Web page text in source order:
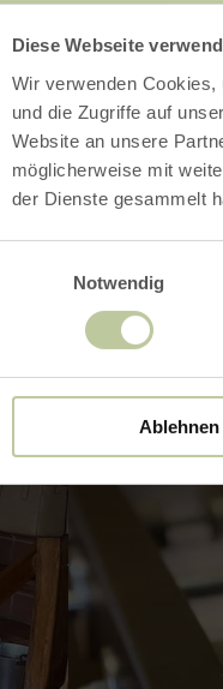
Diese Webseite
Wir verwenden
und die Zugriffe auf
Website an unsere
möglicherweise mit
der Dienste gesammelt
Notwendig
Ablehnen